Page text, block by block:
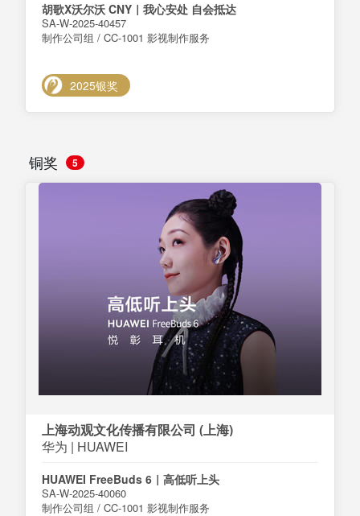
胡歌X沃尔沃 CNY｜我心安处 自会抵达
SA-W-2025-40457
制作公司组 / CC-1001 影视制作服务
2025银奖
铜奖 5
上海动观文化传播有限公司 (上海)
华为 | HUAWEI
HUAWEI FreeBuds 6｜高低听上头
SA-W-2025-40060
制作公司组 / CC-1001 影视制作服务